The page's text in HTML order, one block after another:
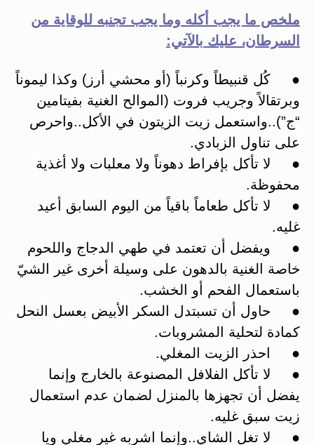
ملخص ما يجب أكله وما يجب تجنبه للوقاية من
السرطان، عليك بالآتي:
● كُل قنبيطاً وكرنباً (أو محشي أرز) وكذا ليموناً
وبرتقالاً وجريب فروت (الموالح الغنية بفيتامين
“ج”)..واستعمل زيت الزيتون في الأكل..واحرص
على تناول الزبادي.
● لا تأكل بإفراط دهوناً ولا معلبات ولا أغذية
محفوظة.
● لا تأكل طعاماً باقياً من اليوم السابق أعيد
غليه.
● ويفضل أن تعتمد في طهي الدجاج واللحوم
خاصة الغنية بالدهون على وسيلة أخرى غير الشيّ
باستعمال الفحم أو الخشب.
● حاول أن تسبتدل السكر الأبيض بعسل النحل
كمادة لتحلية المشروبات.
● احذر الزيت المغلي.
● لا تأكل الفلافل المصنوعة بالخارج وإنما
يفضل أن تجهزها بالمنزل لضمان عدم استعمال
زيت سبق غليه.
● لا تغل الشاي..وإنما اشربه غير مغلي ويا